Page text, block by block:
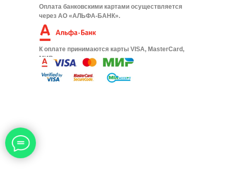
Оплата банковскими картами осуществляется
через АО «АЛЬФА-БАНК».
К оплате принимаются карты VISA, MasterCard,
МИР.